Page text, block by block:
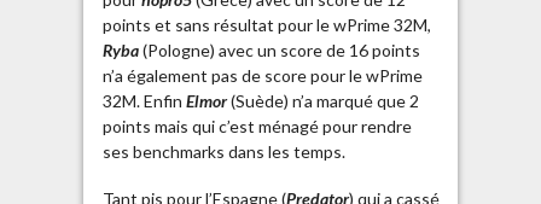
points et sans résultat pour le wPrime 32M,
Ryba (Pologne) avec un score de 16 points
n’a également pas de score pour le wPrime
32M. Enfin Elmor (Suède) n’a marqué que 2
points mais qui c’est ménagé pour rendre
ses benchmarks dans les temps.
Tant pis pour l’Espagne (Predator) qui a cassé